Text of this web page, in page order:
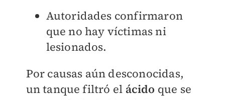
Autoridades confirmaron
que no hay víctimas ni
lesionados.
Por causas aún desconocidas,
un tanque filtró el ácido que se